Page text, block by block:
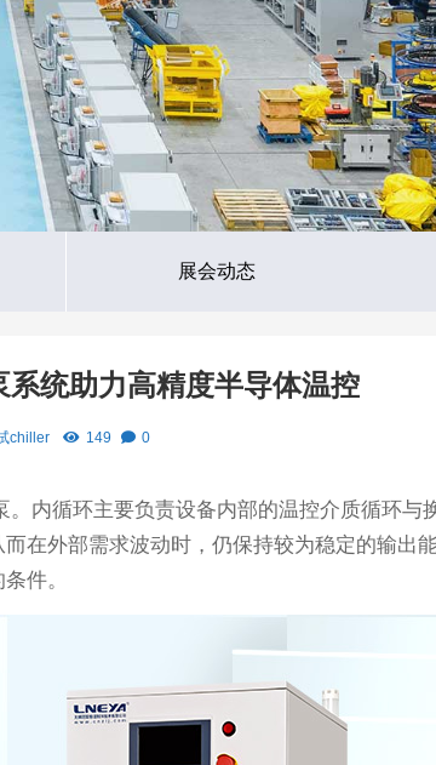
展会动态
统助力高精度半导体温控
chiller 149 0
内循环主要负责设备内部的温控介质循环与
在外部需求波动时，仍保持较为稳定的输出
件。